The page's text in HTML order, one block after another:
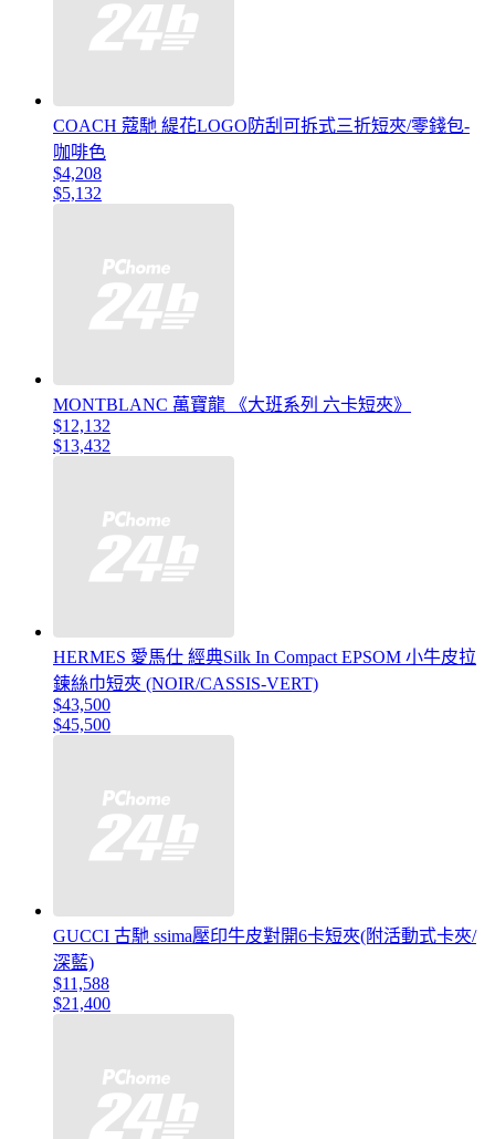
COACH 蔻馳 緹花LOGO防刮可拆式三折短夾/零錢包-
咖啡色
$4,208
$5,132
MONTBLANC 萬寶龍 《大班系列 六卡短夾》
$12,132
$13,432
HERMES 愛馬仕 經典Silk In Compact EPSOM 小牛皮拉
鍊絲巾短夾 (NOIR/CASSIS-VERT)
$43,500
$45,500
GUCCI 古馳 ssima壓印牛皮對開6卡短夾(附活動式卡夾/
深藍)
$11,588
$21,400